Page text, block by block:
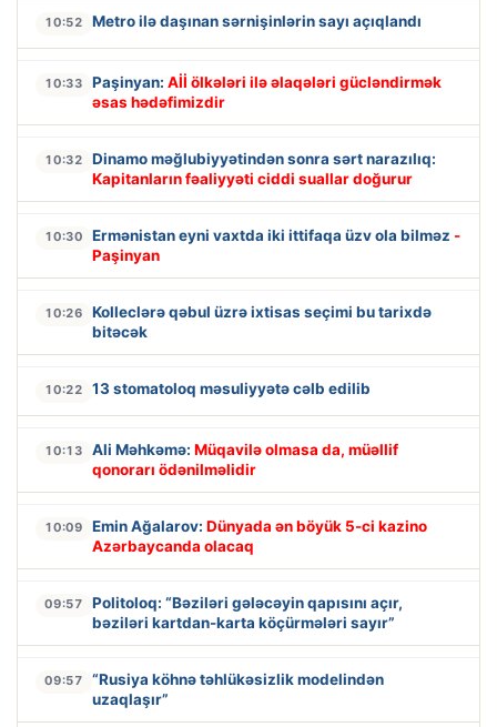
10:52 Metro ilə daşınan sərnişinlərin sayı açıqlandı
10:33 Paşinyan: Aİİ ölkələri ilə əlaqələri gücləndirmək
əsas hədəfimizdir
10:32
Dinamo məğlubiyyətindən sonra sərt narazılıq:
Kapitanların fəaliyyəti ciddi suallar doğurur
10:30 Ermənistan eyni vaxtda iki ittifaqa üzv ola bilməz -
Paşinyan
10:26
Kolleclərə qəbul üzrə ixtisas seçimi bu tarixdə
bitəcək
10:22 13 stomatoloq məsuliyyətə cəlb edilib
10:13 Ali Məhkəmə: Müqavilə olmasa da, müəllif
qonorarı ödənilməlidir
10:09 Emin Ağalarov: Dünyada ən böyük 5-ci kazino
Azərbaycanda olacaq
09:57
Politoloq: “Bəziləri gələcəyin qapısını açır,
bəziləri kartdan-karta köçürmələri sayır”
09:57
“Rusiya köhnə təhlükəsizlik modelindən
uzaqlaşır”